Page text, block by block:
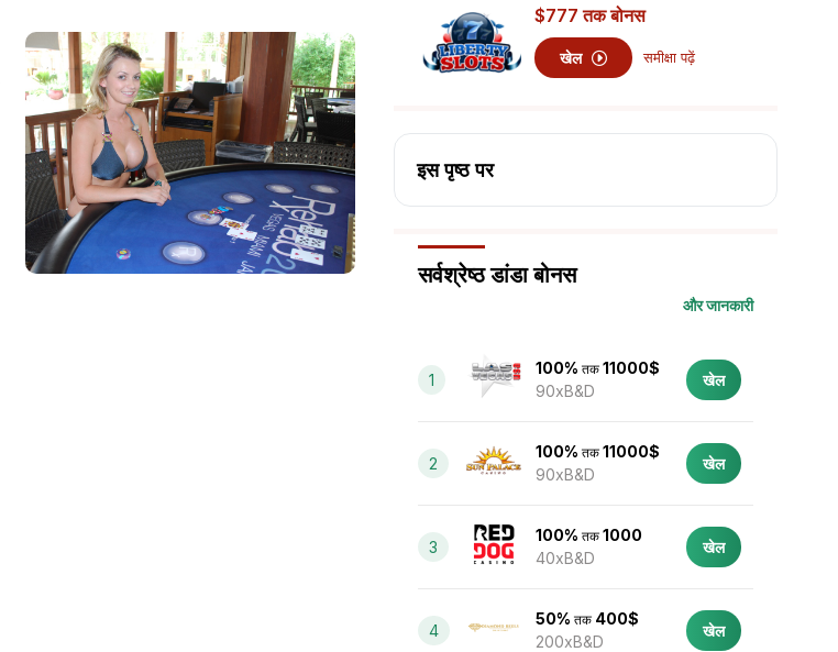
$777 तक बोनस
खेल समीक्षा पढ़ें
इस पृष्ठ पर
सर्वश्रेष्ठ डांडा बोनस
और जानकारी
1
100% तक 11000$
90xB&D
खेल
2
100% तक 11000$
90xB&D
खेल
3
100% तक 1000
40xB&D
खेल
4
50% तक 400$
200xB&D
खेल